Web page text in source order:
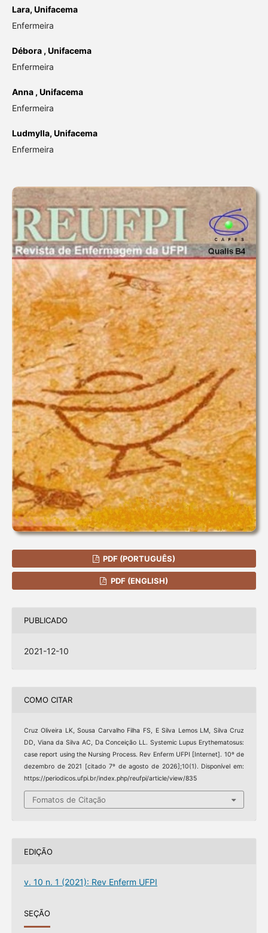
Lara, Unifacema
Enfermeira
Débora , Unifacema
Enfermeira
Anna , Unifacema
Enfermeira
Ludmylla, Unifacema
Enfermeira
PDF (PORTUGUÊS)
PDF (ENGLISH)
PUBLICADO
2021-12-10
COMO CITAR
Cruz Oliveira LK, Sousa Carvalho Filha FS, E Silva Lemos LM, Silva Cruz
DD, Viana da Silva AC, Da Conceição LL. Systemic Lupus Erythematosus:
case report using the Nursing Process. Rev Enferm UFPI [Internet]. 10º de
dezembro de 2021 [citado 7º de agosto de 2026];10(1). Disponível em:
https://periodicos.ufpi.br/index.php/reufpi/article/view/835
Fomatos de Citação
EDIÇÃO
v. 10 n. 1 (2021): Rev Enferm UFPI
SEÇÃO